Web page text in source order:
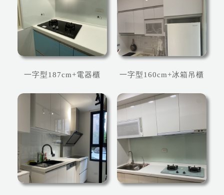
一字型187cm+電器櫃 一字型160cm+冰箱吊櫃